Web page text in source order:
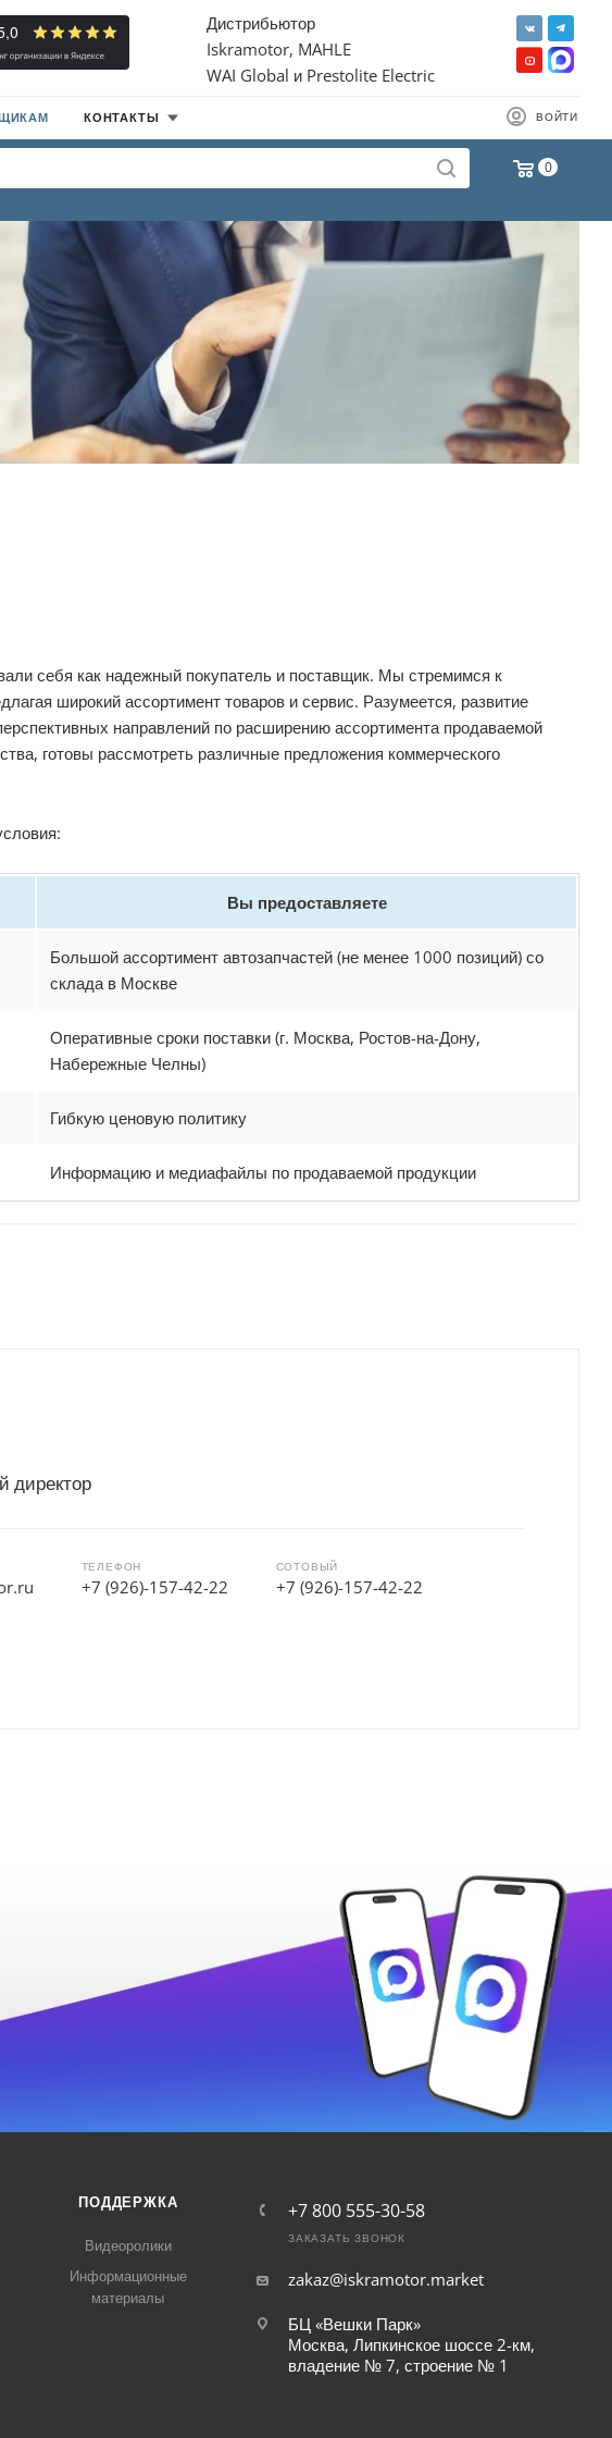
Дистрибьютор
Iskramotor, MAHLE
WAI Global и Prestolite Electric
ВОЙТИ
КОНТАКТЫ
0
себя как надежный покупатель и поставщик. Мы стремимся к
широкий ассортимент товаров и сервис. Разумеется, развитие
направлений по расширению ассортимента продаваемой
готовы рассмотреть различные предложения коммерческого
Вы предоставляете
Большой ассортимент автозапчастей (не менее 1000 позиций) со
склада в Москве
Оперативные сроки поставки (г. Москва, Ростов-на-Дону,
Набережные Челны)
Гибкую ценовую политику
Информацию и медиафайлы по продаваемой продукции
директор
ТЕЛЕФОН
+7 (926)-157-42-22
СОТОВЫЙ
+7 (926)-157-42-22
ПОДДЕРЖКА
Видеоролики
Информационные
материалы
+7 800 555-30-58
ЗАКАЗАТЬ ЗВОНОК
zakaz@iskramotor.market
БЦ «Вешки Парк»
Москва, Липкинское шоссе 2-км,
владение № 7, строение № 1